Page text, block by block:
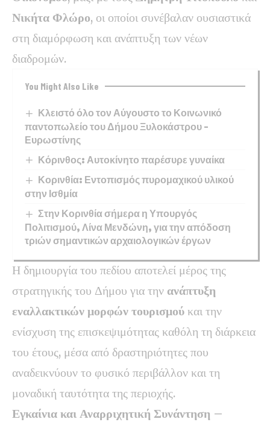
Νικήτα Φλώρο, οι οποίοι συνέβαλαν ουσιαστικά
στη διαμόρφωση και ανάπτυξη των νέων
διαδρομών.
You Might Also Like
Κλειστό όλο τον Αύγουστο το Κοινωνικό
παντοπωλείο του Δήμου Ξυλοκάστρου –
Ευρωστίνης
Κόρινθος: Αυτοκίνητο παρέσυρε γυναίκα
Κορινθία: Εντοπισμός πυρομαχικού υλικού
στην Ισθμία
Στην Κορινθία σήμερα η Υπουργός
Πολιτισμού, Λίνα Μενδώνη, για την απόδοση
τριών σημαντικών αρχαιολογικών έργων
Η δημιουργία του πεδίου αποτελεί μέρος της
στρατηγικής του Δήμου για την ανάπτυξη
εναλλακτικών μορφών τουρισμού και την
ενίσχυση της επισκεψιμότητας καθόλη τη διάρκεια
του έτους, μέσα από δραστηριότητες που
αναδεικνύουν το φυσικό περιβάλλον και τη
μοναδική ταυτότητα της περιοχής.
Εγκαίνια και Αναρριχητική Συνάντηση –